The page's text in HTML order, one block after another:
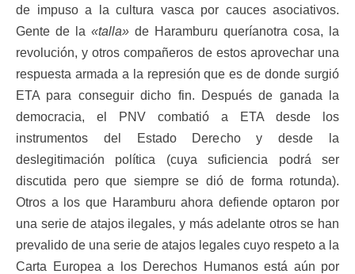
de impuso a la cultura vasca por cauces asociativos.
Gente de la «talla» de Haramburu queríanotra cosa, la
revolución, y otros compañeros de estos aprovechar una
respuesta armada a la represión que es de donde surgió
ETA para conseguir dicho fin. Después de ganada la
democracia, el PNV combatió a ETA desde los
instrumentos del Estado Derecho y desde la
deslegitimación política (cuya suficiencia podrá ser
discutida pero que siempre se dió de forma rotunda).
Otros a los que Haramburu ahora defiende optaron por
una serie de atajos ilegales, y más adelante otros se han
prevalido de una serie de atajos legales cuyo respeto a la
Carta Europea a los Derechos Humanos está aún por